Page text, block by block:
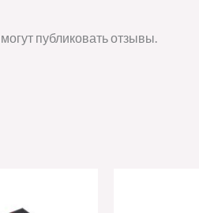
публиковать отзывы.